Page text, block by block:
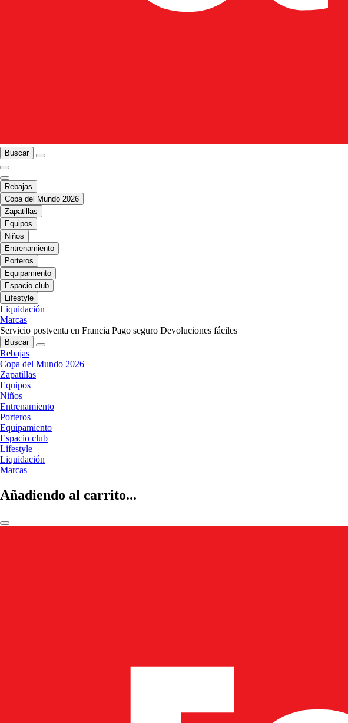
Buscar
Rebajas
Copa del Mundo 2026
Zapatillas
Equipos
Niños
Entrenamiento
Porteros
Equipamiento
Espacio club
Lifestyle
Liquidación
Marcas
Servicio postventa en Francia Pago seguro Devoluciones fáciles
Buscar
Rebajas
Copa del Mundo 2026
Zapatillas
Equipos
Niños
Entrenamiento
Porteros
Equipamiento
Espacio club
Lifestyle
Liquidación
Marcas
Añadiendo al carrito...